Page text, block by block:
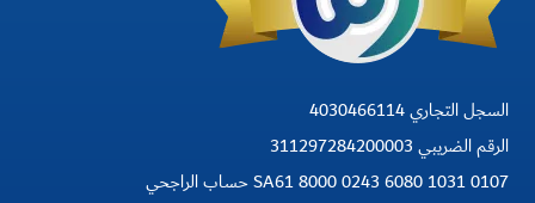
السجل التجاري 4030466114
الرقم الضريبي 311297284200003
SA61 8000 0243 6080 1031 0107 حساب الراجحي